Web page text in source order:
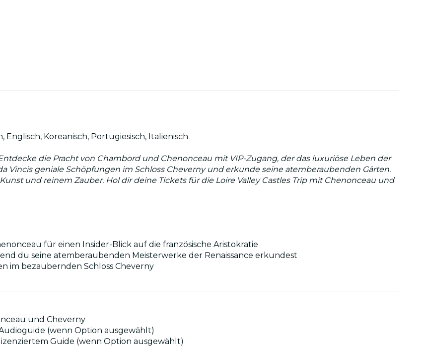
Englisch, Koreanisch, Portugiesisch, Italienisch
die Pracht von Chambord und Chenonceau mit VIP-Zugang, der das luxuriöse Leben der
Vincis geniale Schöpfungen im Schloss Cheverny und erkunde seine atemberaubenden Gärten.
und reinem Zauber. Hol dir deine Tickets für die Loire Valley Castles Trip mit Chenonceau und
für einen Insider-Blick auf die französische Aristokratie
du seine atemberaubenden Meisterwerke der Renaissance erkundest
im bezaubernden Schloss Cheverny
und Cheverny
(wenn Option ausgewählt)
Guide (wenn Option ausgewählt)